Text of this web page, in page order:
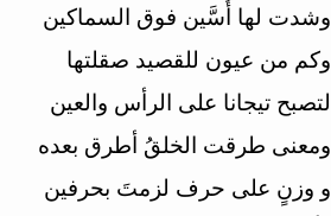
وشدت لها أُسَّين فوق السماكين
وكم من عيون للقصيد صقلتها
لتصبح تيجانا على الرأس والعين
ومعنى طرقت الخلقُ أطرق بعده
و وزنٍ على حرف لزمتَ بحرفين